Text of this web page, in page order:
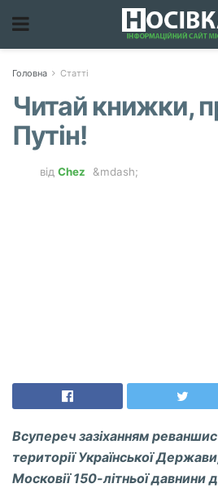
Головна Статті
Читай книжки,
Путін!
від Chez
Всупереч зазіханням
території Української
Московії 150-літньої давнини